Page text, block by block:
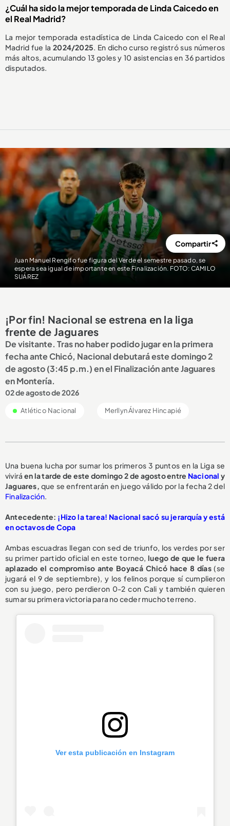
¿Cuál ha sido la mejor temporada de Linda Caicedo en
el Real Madrid?
La mejor temporada estadística de Linda Caicedo con el Real
Madrid fue la2024/2025. En dicho curso registró sus números
más altos, acumulando 13 goles y 10 asistencias en 36 partidos
disputados.
Juan Manuel Rengifo fue figura del Verde el semestre pasado, se
espera sea igual de importante en este Finalización. FOTO: CAMILO
SUÁREZ
Compartir
¡Por fin! Nacional se estrena en la liga
frente de Jaguares
De visitante. Tras no haber podido jugar en la primera
fecha ante Chicó, Nacional debutará este domingo 2
de agosto (3:45 p.m.) en el Finalización ante Jaguares
en Montería.
02 de agosto de 2026
Atlético Nacional Merllyn Álvarez Hincapié
Una buena lucha por sumar los primeros 3 puntos en la Liga se
vivirá en la tarde de este domingo 2 de agosto entre Nacional y
Jaguares, que se enfrentarán en juego válido por la fecha 2 del
Finalización.
Antecedente: ¡Hizo la tarea! Nacional sacó su jerarquía y está
en octavos de Copa
Ambas escuadras llegan con sed de triunfo, los verdes por ser
su primer partido oficial en este torneo,luego de que le fuera
aplazado el compromiso ante Boyacá Chicó hace 8 días(se
jugará el 9 de septiembre), y los felinos porque sí cumplieron
con su juego, pero perdieron 0-2 con Cali y también quieren
sumar su primera victoria para no ceder mucho terreno.
Ver esta publicación en Instagram